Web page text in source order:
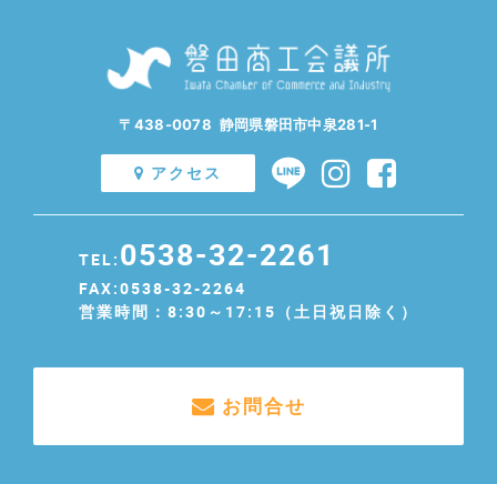
〒438-0078 静岡県磐田市中泉281-1
アクセス
TEL: 0538-32-2261
FAX:0538-32-2264
営業時間：8:30～17:15（土日祝日除く）
お問合せ